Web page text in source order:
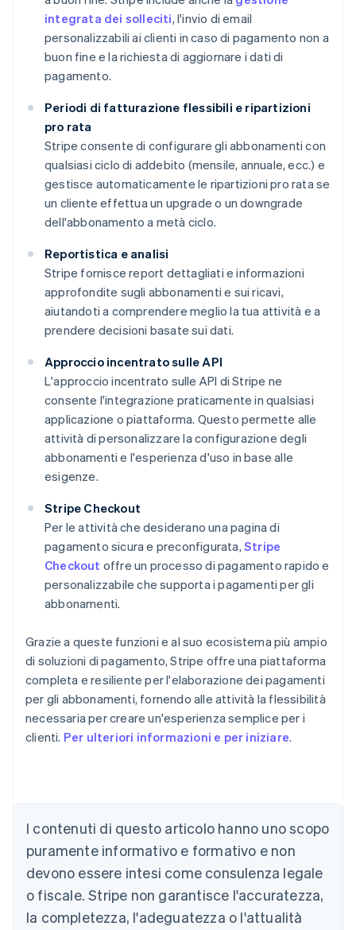
integrata dei solleciti, l'invio di email
personalizzabili ai clienti in caso di pagamento non a
buon fine e la richiesta di aggiornare i dati di
pagamento.
Periodi di fatturazione flessibili e ripartizioni
pro rata
Stripe consente di configurare gli abbonamenti con
qualsiasi ciclo di addebito (mensile, annuale, ecc.) e
gestisce automaticamente le ripartizioni pro rata se
un cliente effettua un upgrade o un downgrade
dell'abbonamento a metà ciclo.
Reportistica e analisi
Stripe fornisce report dettagliati e informazioni
approfondite sugli abbonamenti e sui ricavi,
aiutandoti a comprendere meglio la tua attività e a
prendere decisioni basate sui dati.
Approccio incentrato sulle API
L'approccio incentrato sulle API di Stripe ne
consente l'integrazione praticamente in qualsiasi
applicazione o piattaforma. Questo permette alle
attività di personalizzare la configurazione degli
abbonamenti e l'esperienza d'uso in base alle
esigenze.
Stripe Checkout
Per le attività che desiderano una pagina di
pagamento sicura e preconfigurata, Stripe
Checkout offre un processo di pagamento rapido e
personalizzabile che supporta i pagamenti per gli
abbonamenti.
Grazie a queste funzioni e al suo ecosistema più ampio
di soluzioni di pagamento, Stripe offre una piattaforma
completa e resiliente per l'elaborazione dei pagamenti
per gli abbonamenti, fornendo alle attività la flessibilità
necessaria per creare un'esperienza semplice per i
clienti. Per ulteriori informazioni e per iniziare.
I contenuti di questo articolo hanno uno scopo
puramente informativo e formativo e non
devono essere intesi come consulenza legale
o fiscale. Stripe non garantisce l'accuratezza,
la completezza, l'adeguatezza o l'attualità
English
Austria
Deutsch English
Belgio
NederlandsFrançaisDeutschEnglish
PortuguêsEnglish
Bulgaria